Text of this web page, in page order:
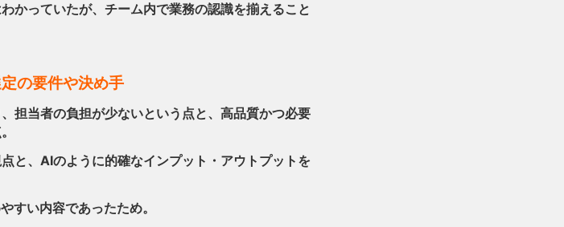
かっていたが、チーム内で業務の認識を揃えること
の要件や決め手
担当者の負担が少ないという点と、高品質かつ必要
と、AIのように的確なインプット・アウトプットを
すい内容であったため。